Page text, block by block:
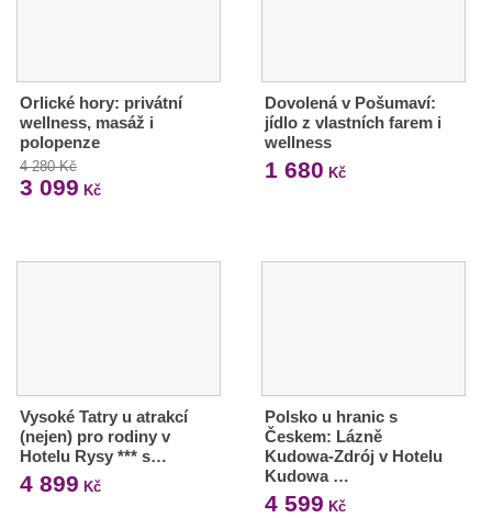
Orlické hory: privátní
wellness, masáž i
polopenze
4 280 Kč
3 099 Kč
Dovolená v Pošumaví:
jídlo z vlastních farem i
wellness
1 680 Kč
Vysoké Tatry u atrakcí
(nejen) pro rodiny v
Hotelu Rysy *** s…
4 899 Kč
Polsko u hranic s
Českem: Lázně
Kudowa-Zdrój v Hotelu
Kudowa …
4 599 Kč